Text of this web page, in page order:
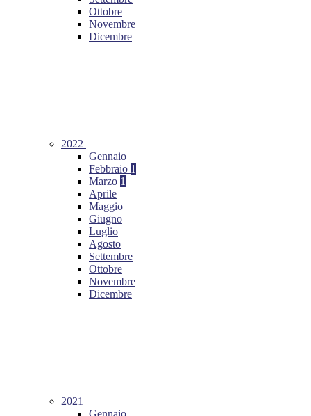
Ottobre
Novembre
Dicembre
2022
Gennaio
Febbraio 1
Marzo 1
Aprile
Maggio
Giugno
Luglio
Agosto
Settembre
Ottobre
Novembre
Dicembre
2021